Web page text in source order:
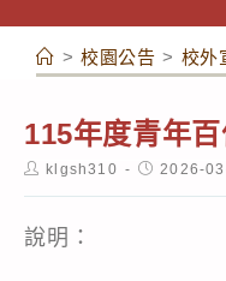
容
> 校園公告 > 校外
115年度青年
Postklgsh310
Post2026-
說明：